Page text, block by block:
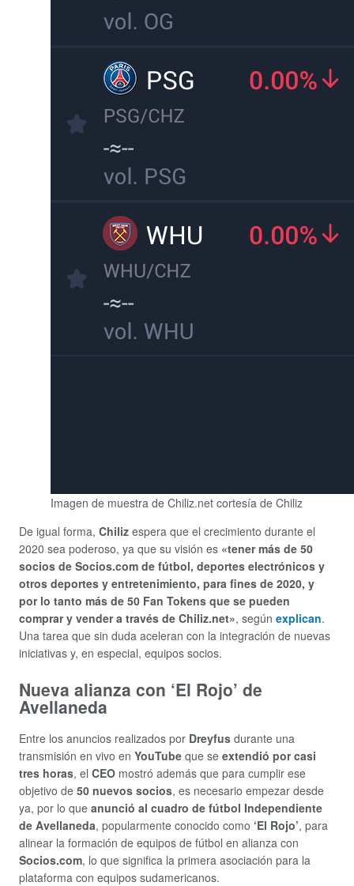
Imagen de muestra de Chiliz.net cortesía de Chiliz
De igual forma, Chiliz espera que el crecimiento durante el
2020 sea poderoso, ya que su visión es «tener más de 50
socios de Socios.com de fútbol, ​​deportes electrónicos y
otros deportes y entretenimiento, para fines de 2020, y
por lo tanto más de 50 Fan Tokens que se pueden
comprar y vender a través de Chiliz.net», según explican.
Una tarea que sin duda aceleran con la integración de nuevas
iniciativas y, en especial, equipos socios.
Nueva alianza con ‘El Rojo’ de
Avellaneda
Entre los anuncios realizados por Dreyfus durante una
transmisión en vivo en YouTube que se extendió por casi
tres horas, el CEO mostró además que para cumplir ese
objetivo de 50 nuevos socios, es necesario empezar desde
ya, por lo que anunció al cuadro de fútbol Independiente
de Avellaneda, popularmente conocido como ‘El Rojo’, para
alinear la formación de equipos de fútbol en alianza con
Socios.com, lo que significa la primera asociación para la
plataforma con equipos sudamericanos.